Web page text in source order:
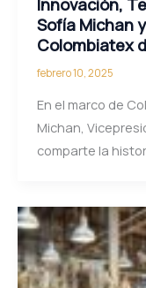
Sofía Michan
Colombiatex
febrero 10, 2025
En el marco de
Michan,
comparte la